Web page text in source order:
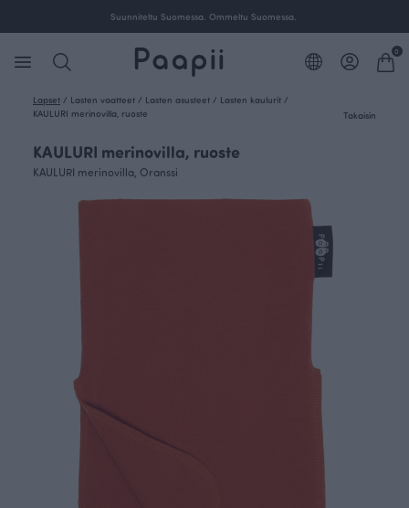
Suunniteltu Suomessa. Ommeltu Suomessa.
0
Lapset / Lasten vaatteet / Lasten asusteet / Lasten kaulurit /
KAULURI merinovilla, ruoste
Takaisin
KAULURI merinovilla, ruoste
KAULURI merinovilla, Oranssi